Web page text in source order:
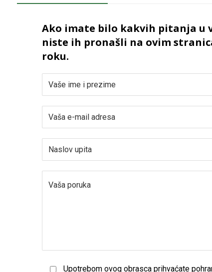
Ako imate bilo kakvih pitanja u
niste ih pronašli na ovim
roku.
Upotrebom ovog obrasca prihvaćate